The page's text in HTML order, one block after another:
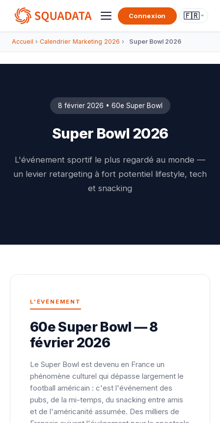
Connexion 🇫🇷
Accueil › Calendrier Marketing 2026 › Super Bowl 2026
8 février 2026 • 60e Super Bowl
Super Bowl 2026
L'événement sportif le plus regardé au monde —
un levier retargeting à fort potentiel lifestyle, tech
et snacking
L'ÉVÉNEMENT
60e Super Bowl — 8
février 2026
Le Super Bowl est devenu en France un
phénomène culturel qui dépasse largement le
football américain : c'est l'événement des
pubs, de la mi-temps, du snacking entre amis
et de l'américanité assumée. Des milliers de